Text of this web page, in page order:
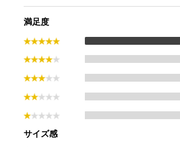
満足度
サイズ感